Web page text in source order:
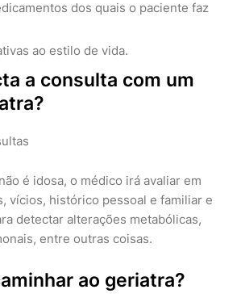
dos quais o paciente faz
ao estilo de vida.
a consulta com um
é idosa, o médico irá avaliar em
vícios, histórico pessoal e familiar e
detectar alterações metabólicas,
entre outras coisas.
ao geriatra?